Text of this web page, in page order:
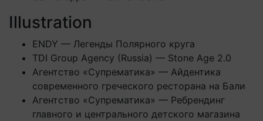
Illustration
ENDY — Легенды Полярного круга
TDI Group Agency (Russia) — Stone Age 2.0
Агентство «Супрематика» — Айдентика
современного греческого ресторана на Бали
Агентство «Супрематика» — Ребрендинг
главного и центрального детского магазина